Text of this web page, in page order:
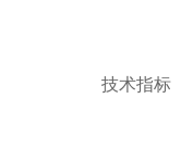
技术指标